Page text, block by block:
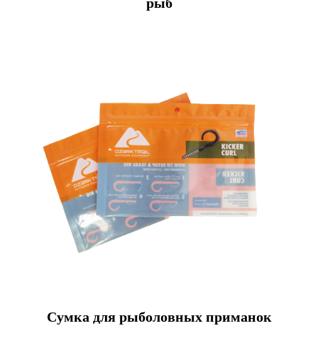
Сумка для рыболовных приманок